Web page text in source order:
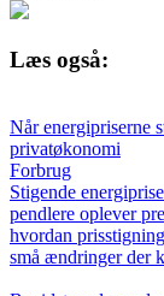
Læs også:
Når energipriserne
privatøkonomi
Forbrug
Stigende
pendlere oplever
hvordan
små ændringer der